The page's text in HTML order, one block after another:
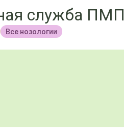
служба ПМП
Все нозологии